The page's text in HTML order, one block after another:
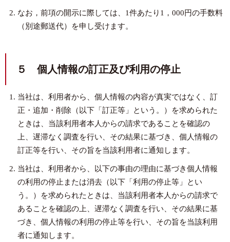
なお，前項の開示に際しては、1件あたり1，000円の手数料
（別途郵送代）を申し受けます。
５ 個人情報の訂正及び利用の停止
当社は、利用者から、個人情報の内容が真実ではなく、訂
正・追加・削除（以下「訂正等」という。）を求められた
ときは、当該利用者本人からの請求であることを確認の
上、遅滞なく調査を行い、その結果に基づき、個人情報の
訂正等を行い、その旨を当該利用者に通知します。
当社は、利用者から、以下の事由の理由に基づき個人情報
の利用の停止または消去（以下「利用の停止等」とい
う。）を求められたときは、当該利用者本人からの請求で
あることを確認の上、遅滞なく調査を行い、その結果に基
づき、個人情報の利用の停止等を行い、その旨を当該利用
者に通知します。